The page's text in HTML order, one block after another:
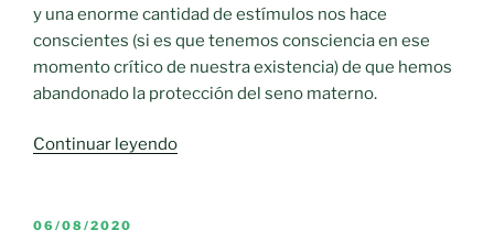
y una enorme cantidad de estímulos nos hace
conscientes (si es que tenemos consciencia en ese
momento crítico de nuestra existencia) de que hemos
abandonado la protección del seno materno.
Continuar leyendo«Verso
PUBLICADO
06/08/2020